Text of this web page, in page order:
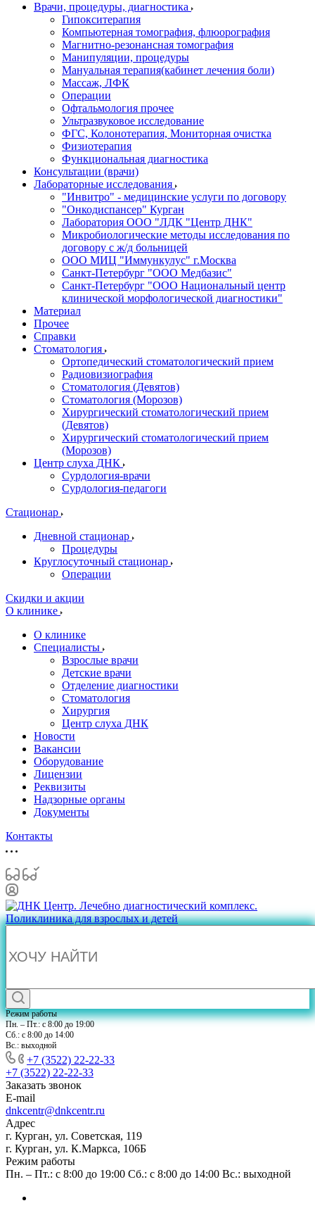
Врачи, процедуры, диагностика
Гипокситерапия
Компьютерная томография, флюорография
Магнитно-резонансная томография
Манипуляции, процедуры
Мануальная терапия(кабинет лечения боли)
Массаж, ЛФК
Операции
Офтальмология прочее
Ультразвуковое исследование
ФГС, Колонотерапия, Мониторная очистка
Физиотерапия
Функциональная диагностика
Консультации (врачи)
Лабораторные исследования
"Инвитро" - медицинские услуги по договору
"Онкодиспансер" Курган
Лаборатория ООО "ЛДК "Центр ДНК"
Микробиологические методы исследования по
договору с ж/д больницей
ООО МИЦ "Иммункулус" г.Москва
Санкт-Петербург "ООО Медбазис"
Санкт-Петербург "ООО Национальный центр
клинической морфологической диагностики"
Материал
Прочее
Справки
Стоматология
Ортопедический стоматологический прием
Радиовизиография
Стоматология (Девятов)
Стоматология (Морозов)
Хирургический стоматологический прием
(Девятов)
Хирургический стоматологический прием
(Морозов)
Центр слуха ДНК
Сурдология-врачи
Сурдология-педагоги
Стационар
Дневной стационар
Процедуры
Круглосуточный стационар
Операции
Скидки и акции
О клинике
О клинике
Специалисты
Взрослые врачи
Детские врачи
Отделение диагностики
Стоматология
Хирургия
Центр слуха ДНК
Новости
Вакансии
Оборудование
Лицензии
Реквизиты
Надзорные органы
Документы
Контакты
Режим работы
Пн. – Пт.: с 8:00 до 19:00
Сб.: с 8:00 до 14:00
Вс.: выходной
+7 (3522) 22-22-33
+7 (3522) 22-22-33
Заказать звонок
E-mail
dnkcentr@dnkcentr.ru
Адрес
г. Курган, ул. Советская, 119
г. Курган, ул. К.Маркса, 106Б
Режим работы
Пн. – Пт.: с 8:00 до 19:00 Сб.: с 8:00 до 14:00 Вс.: выходной